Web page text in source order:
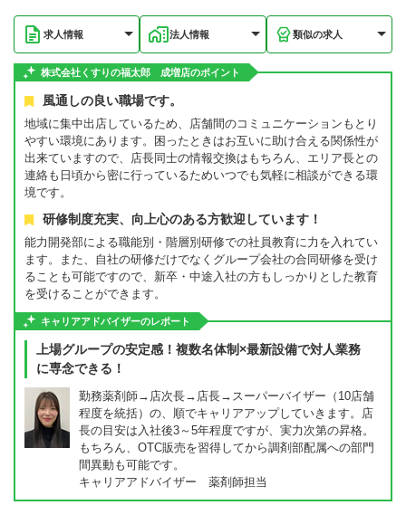
求人情報 法人情報 類似の求人
株式会社くすりの福太郎 成増店のポイント
風通しの良い職場です。
地域に集中出店しているため、店舗間のコミュニケーションもとり
やすい環境にあります。困ったときはお互いに助け合える関係性が
出来ていますので、店長同士の情報交換はもちろん、エリア長との
連絡も日頃から密に行っているためいつでも気軽に相談ができる環
境です。
研修制度充実、向上心のある方歓迎しています！
能力開発部による職能別・階層別研修での社員教育に力を入れてい
ます。また、自社の研修だけでなくグループ会社の合同研修を受け
ることも可能ですので、新卒・中途入社の方もしっかりとした教育
を受けることができます。
キャリアアドバイザーのレポート
上場グループの安定感！複数名体制×最新設備で対人業務
に専念できる！
勤務薬剤師→店次長→店長→スーパーバイザー（10店舗
程度を統括）の、順でキャリアアップしていきます。店
長の目安は入社後3～5年程度ですが、実力次第の昇格。
もちろん、OTC販売を習得してから調剤部配属への部門
間異動も可能です。
キャリアアドバイザー 薬剤師担当